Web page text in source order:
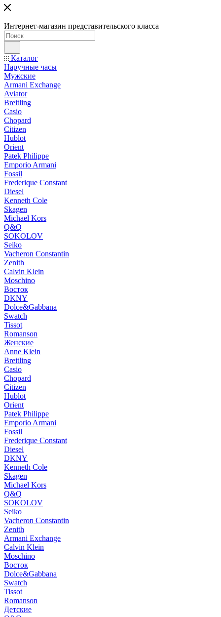
Интернет-магазин представительского класса
Каталог
Наручные часы
Мужские
Armani Exchange
Aviator
Breitling
Casio
Chopard
Citizen
Hublot
Orient
Patek Philippe
Emporio Armani
Fossil
Frederique Constant
Diesel
Kenneth Cole
Skagen
Michael Kors
Q&Q
SOKOLOV
Seiko
Vacheron Constantin
Zenith
Calvin Klein
Moschino
Восток
DKNY
Dolce&Gabbana
Swatch
Tissot
Romanson
Женские
Anne Klein
Breitling
Casio
Chopard
Citizen
Hublot
Orient
Patek Philippe
Emporio Armani
Fossil
Frederique Constant
Diesel
DKNY
Kenneth Cole
Skagen
Michael Kors
Q&Q
SOKOLOV
Seiko
Vacheron Constantin
Zenith
Armani Exchange
Calvin Klein
Moschino
Восток
Dolce&Gabbana
Swatch
Tissot
Romanson
Детские